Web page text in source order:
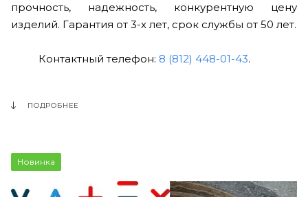
прочность, надежность, конкурентную цену
изделий. Гарантия от 3-х лет, срок службы от 50 лет.
Контактный телефон: 8 (812) 448-01-43.
ПОДРОБНЕЕ
Новинка